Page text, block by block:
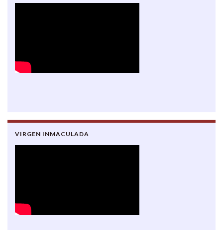
VIRGEN INMACULADA